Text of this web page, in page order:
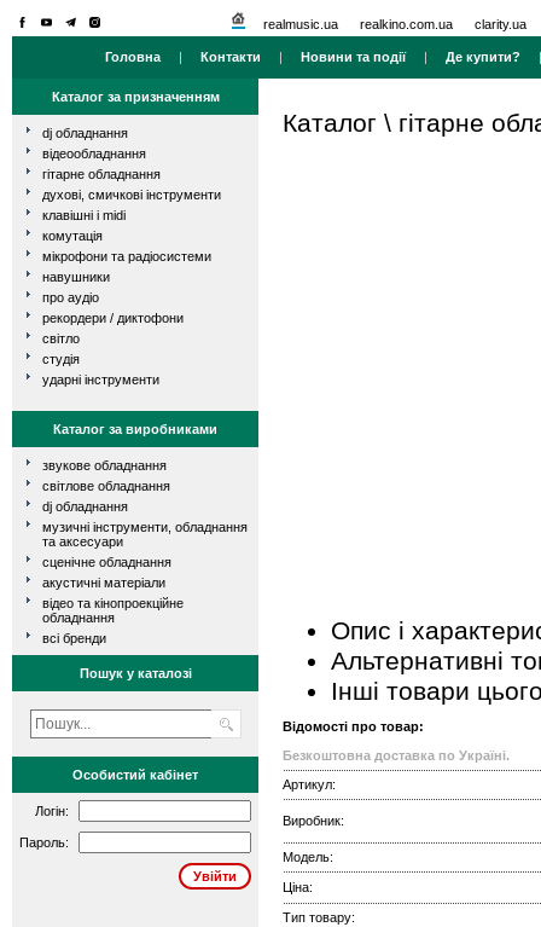
realmusic.ua realkino.com.ua clarity.ua
Головна | Контакти | Новини та події| Де купити?
Каталог за призначенням
dj обладнання
відеообладнання
гітарне обладнання
духові, смичкові інструменти
клавішні і midi
комутація
мікрофони та радіосистеми
навушники
про аудіо
рекордери / диктофони
світло
студія
ударні інструменти
Каталог за виробниками
звукове обладнання
світлове обладнання
dj обладнання
музичні інструменти, обладнання
та аксесуари
сценічне обладнання
акустичні матеріали
відео та кінопроекційне
обладнання
всі бренди
Пошук у каталозі
Особистий кабінет
Логін:
Пароль:
Каталог \ гітарне
Опис і
Альтернативні
Інші товари
Відомості про товар:
Безкоштовна доставка по Україні.
Артикул:
Виробник:
Модель:
Ціна:
Тип товару: